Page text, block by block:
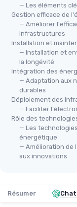
— Les éléments
Gestion efficace de
— Améliorer
infrastructures
Installation et
— Installation et
la longévité
Intégration des
— Adaptation aux
durables
Déploiement des
— Faciliter
Rôle des
— Les
énergétique
— Amélioration de
aux innovations
Résumer